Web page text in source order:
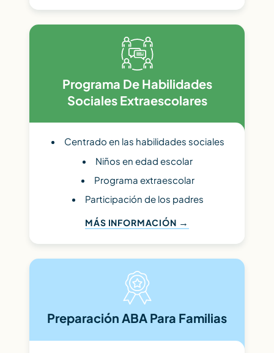
Programa De Habilidades
Sociales Extraescolares
Centrado en las habilidades sociales
Niños en edad escolar
Programa extraescolar
Participación de los padres
MÁS INFORMACIÓN
Preparación ABA Para Familias